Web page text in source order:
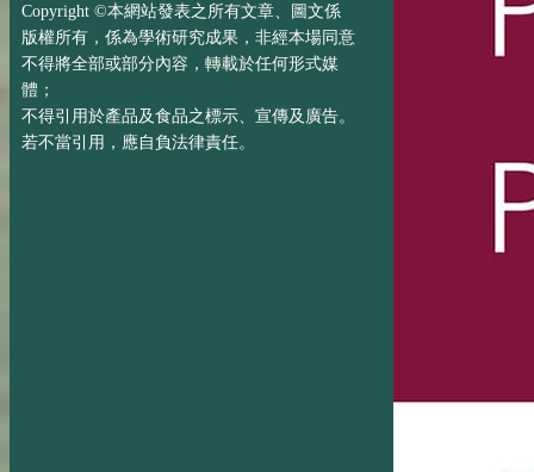
Copyright ©本網站發表之所有文章、圖文係
版權所有，係為學術研究成果，非經本場同意
不得將全部或部分內容，轉載於任何形式媒
體；
不得引用於產品及食品之標示、宣傳及廣告。
若不當引用，應自負法律責任。